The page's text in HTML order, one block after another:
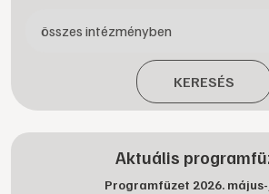
KERESÉS
Aktuális
Programfüzet 2026.